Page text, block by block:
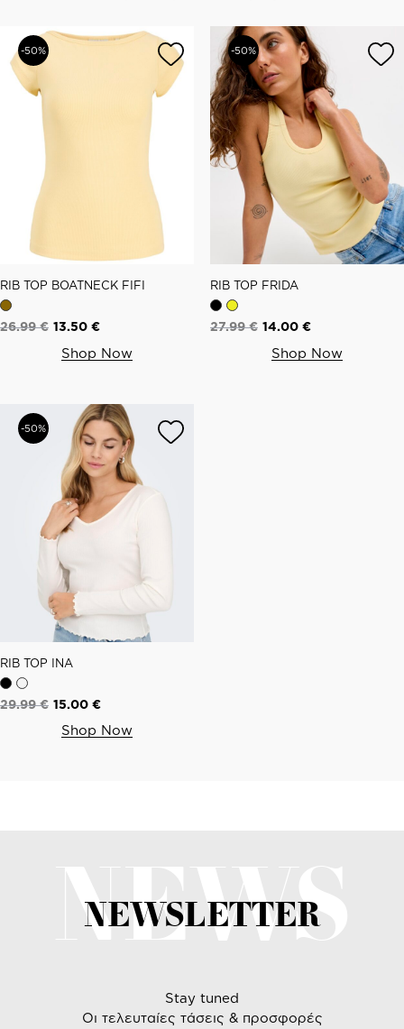
-50%
RIB TOP BOATNECK FIFI
26.99€ 13.50 €
Shop Now
-50%
RIB TOP FRIDA
27.99€ 14.00 €
Shop Now
-50%
RIB TOP INA
29.99€ 15.00 €
Shop Now
NEWS
NEWSLETTER
Stay tuned
Οι τελευταίες τάσεις & προσφορές